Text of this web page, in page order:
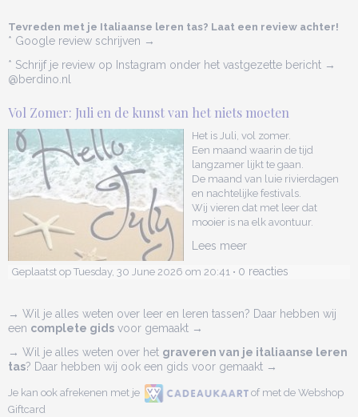
Tevreden met je Italiaanse leren tas? Laat een review achter!
* Google review schrijven →
* Schrijf je review op Instagram onder het vastgezette bericht →
@berdino.nl
Vol Zomer: Juli en de kunst van het niets moeten
Het is Juli, vol zomer.
Een maand waarin de tijd
langzamer lijkt te gaan.
De maand van luie rivierdagen
en nachtelijke festivals.
Wij vieren dat met leer dat
mooier is na elk avontuur.
Lees meer
Geplaatst op Tuesday, 30 June 2026 om 20:41 • 0 reacties
→ Wil je alles weten over leer en leren tassen? Daar hebben wij
een complete gids voor gemaakt →
→ Wil je alles weten over het graveren van je italiaanse leren
tas? Daar hebben wij ook een gids voor gemaakt →
Je kan ook afrekenen met je
of met de Webshop
Giftcard